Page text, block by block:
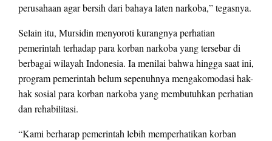
perusahaan agar bersih dari bahaya laten narkoba,” tegasnya.
Selain itu, Mursidin menyoroti kurangnya perhatian
pemerintah terhadap para korban narkoba yang tersebar di
berbagai wilayah Indonesia. Ia menilai bahwa hingga saat ini,
program pemerintah belum sepenuhnya mengakomodasi hak-
hak sosial para korban narkoba yang membutuhkan perhatian
dan rehabilitasi.
“Kami berharap pemerintah lebih memperhatikan korban